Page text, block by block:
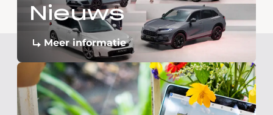
Nieuws
Meer informatie